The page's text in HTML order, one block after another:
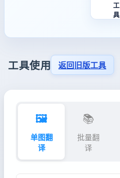
工
具
工具使用 返回旧版工具
🖼️
单图翻
译
📚
批量翻
译